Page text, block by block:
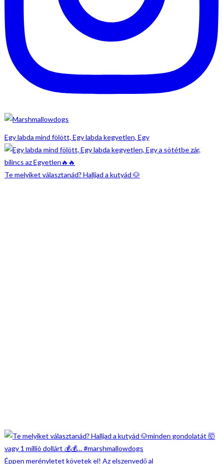
Egy labda mind fölött, Egy labda kegyetlen, Egy
Te melyiket választanád? Halljad a kutyád 🐶
Éppen merényletet követek el! Az elszenvedő al